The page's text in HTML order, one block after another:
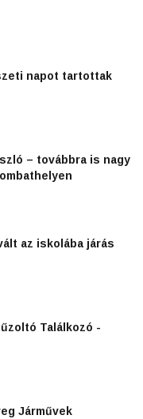
napot tartottak
– továbbra is nagy
az iskolába járás
Találkozó -
Járművek